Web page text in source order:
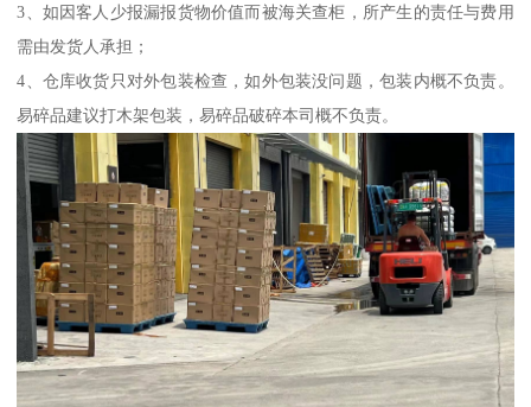
3、如因客人少报漏报货物价值而被海关查柜，所产生的责任与费用
需由发货人承担；
4、仓库收货只对外包装检查，如外包装没问题，包装内概不负责。
易碎品建议打木架包装，易碎品破碎本司概不负责。